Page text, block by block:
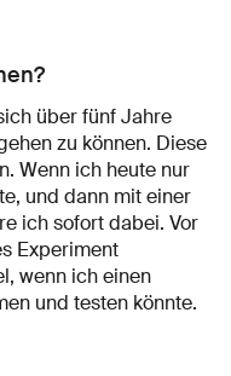
über fünf Jahre
zu können. Diese
Wenn ich heute nur
und dann mit einer
ich sofort dabei. Vor
Experiment
wenn ich einen
und testen könnte.